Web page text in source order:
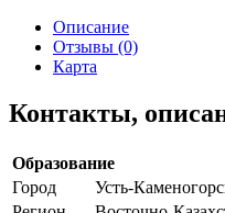
Описание
Отзывы (0)
Карта
Контакты,
Образование
Город
Усть-